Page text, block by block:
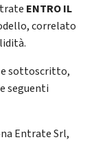
ENTRO IL
correlato
sottoscritto,
seguenti
Entrate Srl,